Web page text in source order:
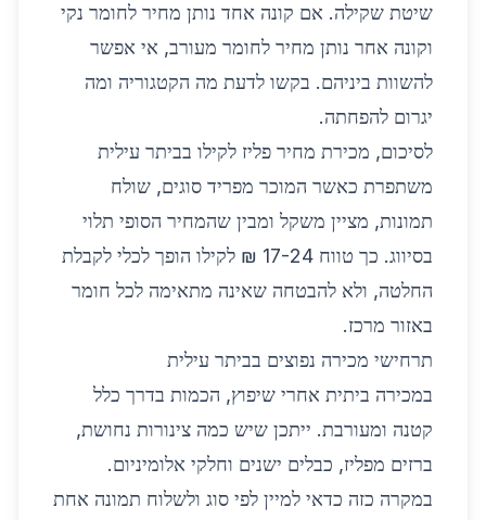
שיטת שקילה. אם קונה אחד נותן מחיר לחומר נקי
וקונה אחר נותן מחיר לחומר מעורב, אי אפשר
להשוות ביניהם. בקשו לדעת מה הקטגוריה ומה
יגרום להפחתה.
לסיכום, מכירת מחיר פליז לקילו בביתר עילית
משתפרת כאשר המוכר מפריד סוגים, שולח
תמונות, מציין משקל ומבין שהמחיר הסופי תלוי
בסיווג. כך טווח 17-24 ₪ לקילו הופך לכלי לקבלת
החלטה, ולא להבטחה שאינה מתאימה לכל חומר
באזור מרכז.
תרחישי מכירה נפוצים בביתר עילית
במכירה ביתית אחרי שיפוץ, הכמות בדרך כלל
קטנה ומעורבת. ייתכן שיש כמה צינורות נחושת,
ברזים מפליז, כבלים ישנים וחלקי אלומיניום.
במקרה כזה כדאי למיין לפי סוג ולשלוח תמונה אחת